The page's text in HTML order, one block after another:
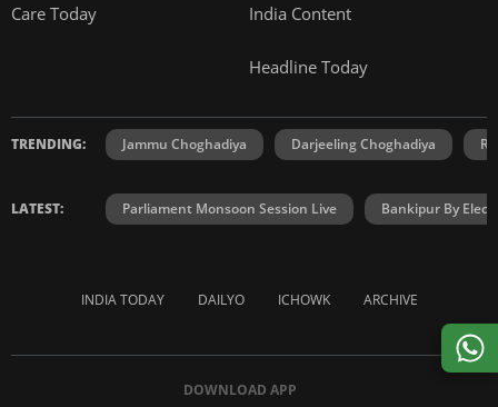
Care Today India Content
Headline Today
TRENDING: Jammu Choghadiya Darjeeling Choghadiya
LATEST: Parliament Monsoon Session Live Bankipur By
INDIA TODAY DAILYO ICHOWK ARCHIVE
DOWNLOAD APP